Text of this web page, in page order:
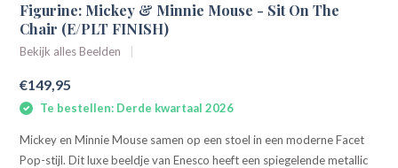
Figurine: Mickey & Minnie Mouse - Sit On The
Chair (E/PLT FINISH)
Bekijk alles Beelden
€149,95
Te bestellen: Derde kwartaal 2026
Mickey en Minnie Mouse samen op een stoel in een moderne Facet
Pop-stijl. Dit luxe beeldje van Enesco heeft een spiegelende metallic